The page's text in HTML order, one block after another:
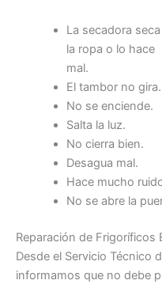
La secadora seca
la ropa o lo hace
mal.
El tambor no gira.
No se enciende.
Salta la luz.
No cierra bien.
Desagua mal.
Hace mucho
No se abre la
Reparación de Frigoríficos
Desde el Servicio Técnico
informamos que no debe